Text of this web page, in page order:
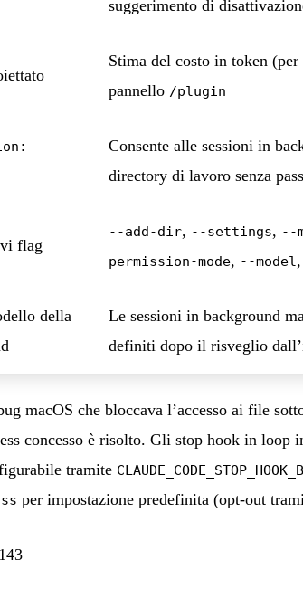
suggerimento di
Stima del costo in token
pannello /plugin
Consente alle sessioni in
directory di lavoro senza
flag
--add-dir, --settings, --
permission-mode, --model ,
della
Le sessioni in background
definiti dopo il risveglio
macOS che bloccava l’accesso ai file
concesso è risolto. Gli stop hook in loop
tramite
per impostazione predefinita (opt-out